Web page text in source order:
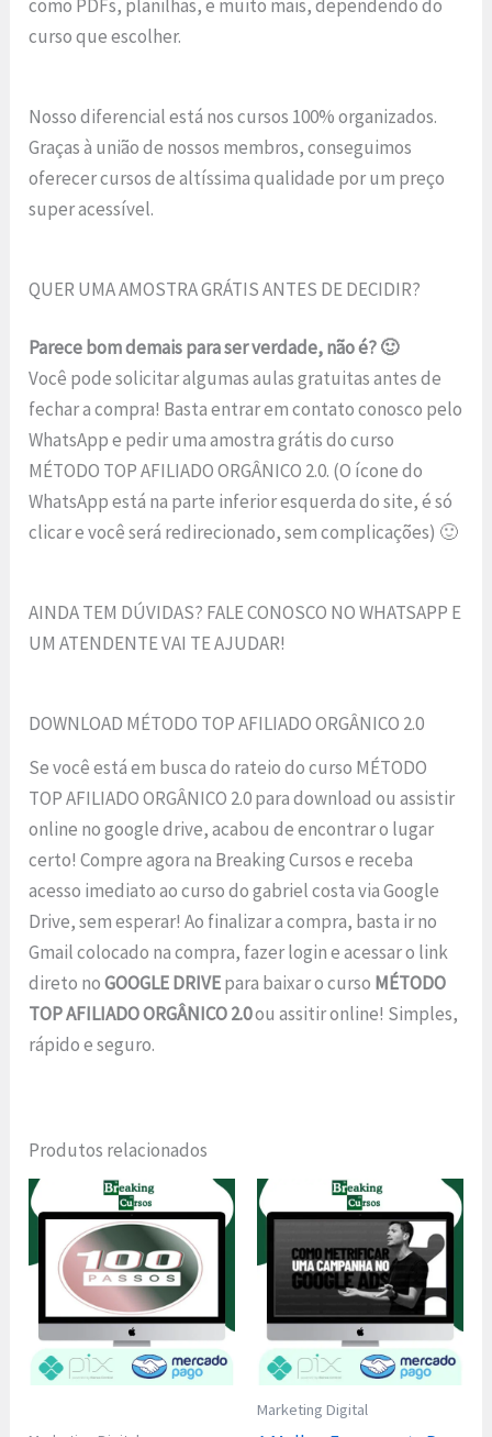
como PDFs, planilhas, e muito mais, dependendo do
curso que escolher.
Nosso diferencial está nos cursos 100% organizados.
Graças à união de nossos membros, conseguimos
oferecer cursos de altíssima qualidade por um preço
super acessível.
QUER UMA AMOSTRA GRÁTIS ANTES DE DECIDIR?
Parece bom demais para ser verdade, não é? 🙂
Você pode solicitar algumas aulas gratuitas antes de
fechar a compra! Basta entrar em contato conosco pelo
WhatsApp e pedir uma amostra grátis do curso
MÉTODO TOP AFILIADO ORGÂNICO 2.0. (O ícone do
WhatsApp está na parte inferior esquerda do site, é só
clicar e você será redirecionado, sem complicações) 🙂
AINDA TEM DÚVIDAS? FALE CONOSCO NO WHATSAPP E
UM ATENDENTE VAI TE AJUDAR!
DOWNLOAD MÉTODO TOP AFILIADO ORGÂNICO 2.0
Se você está em busca do rateio do curso MÉTODO
TOP AFILIADO ORGÂNICO 2.0 para download ou assistir
online no google drive, acabou de encontrar o lugar
certo! Compre agora na Breaking Cursos e receba
acesso imediato ao curso do gabriel costa via Google
Drive, sem esperar! Ao finalizar a compra, basta ir no
Gmail colocado na compra, fazer login e acessar o link
direto noGOOGLE DRIVEpara baixar o curso MÉTODO
TOP AFILIADO ORGÂNICO 2.0ou assitir online! Simples,
rápido e seguro.
Produtos relacionados
Marketing Digital